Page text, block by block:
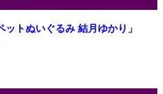
ットぬいぐるみ 結月ゆかり」